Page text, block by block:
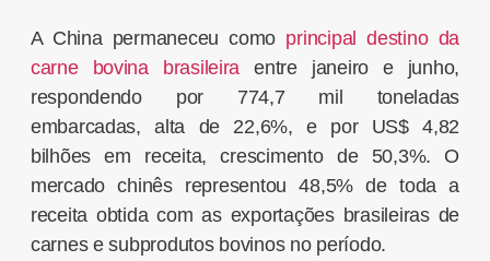
A China permaneceu como principal destino da
carne bovina brasileira entre janeiro e junho,
respondendo por 774,7 mil toneladas
embarcadas, alta de 22,6%, e por US$ 4,82
bilhões em receita, crescimento de 50,3%. O
mercado chinês representou 48,5% de toda a
receita obtida com as exportações brasileiras de
carnes e subprodutos bovinos no período.